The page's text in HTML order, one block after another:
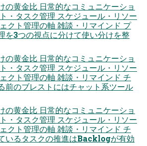
の黄金比 日常的なコミュニケーショ
・タスク管理 スケジュール・リソー
クト管理の軸 雑談・リマインド プ
を3つの視点に分けて使い分けを整
の黄金比 日常的なコミュニケーショ
・タスク管理 スケジュール・リソー
クト管理の軸 雑談・リマインド チ
前のブレストにはチャット系ツール
の黄金比 日常的なコミュニケーショ
・タスク管理 スケジュール・リソー
クト管理の軸 雑談・リマインド チ
いるタスクの推進はBacklogが有効